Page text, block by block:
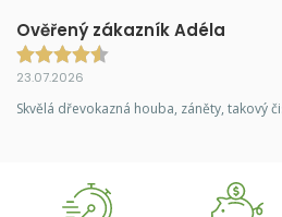
Ověřený zákazník Adéla
23.07.2026
Skvělá dřevokazná houba, záněty, takový